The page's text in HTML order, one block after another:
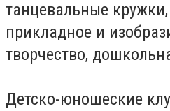
танцевальные
прикладное и
творчество,
Детско-юношеские